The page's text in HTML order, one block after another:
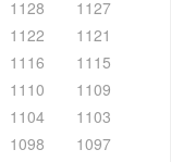
1128
1127
1122
1121
1116
1115
1110
1109
1104
1103
1098
1097